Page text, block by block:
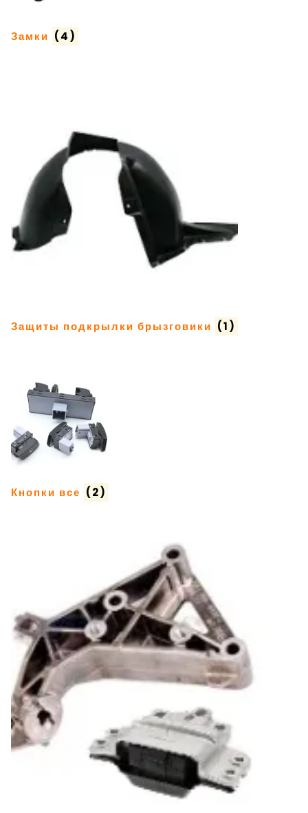
Замки (4)
Защиты подкрылки брызговики (1)
Кнопки все (2)